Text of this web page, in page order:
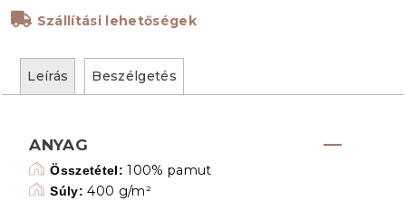
Szállítási lehetőségek
Leírás Beszélgetés
ANYAG
Összetétel: 100% pamut
Súly: 400 g/m²